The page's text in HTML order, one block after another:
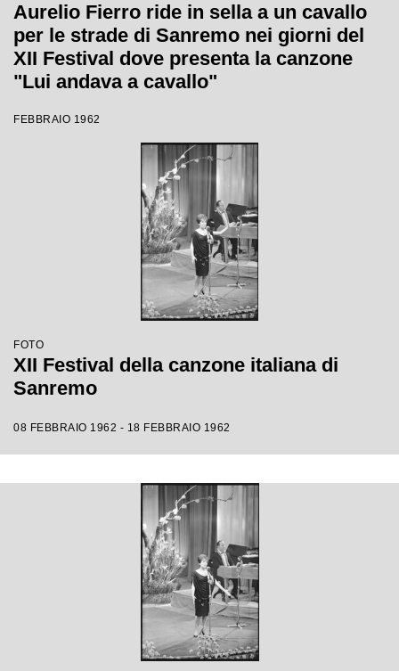
Aurelio Fierro ride in sella a un cavallo
per le strade di Sanremo nei giorni del
XII Festival dove presenta la canzone
"Lui andava a cavallo"
FEBBRAIO 1962
FOTO
XII Festival della canzone italiana di
Sanremo
08 FEBBRAIO 1962 - 18 FEBBRAIO 1962